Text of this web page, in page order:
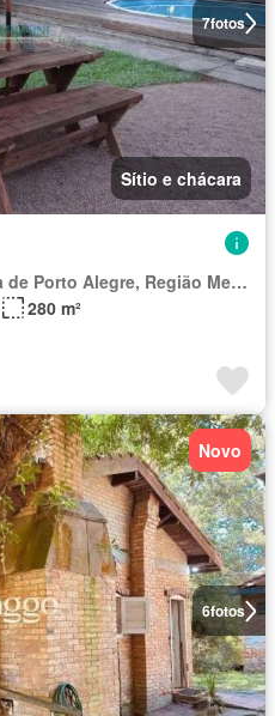
7fotos
Sítio e chácara
Região Geográfica Imediata de Porto Alegre, Região Metropolitana de Porto Alegre
280 m²
6fotos
Novo